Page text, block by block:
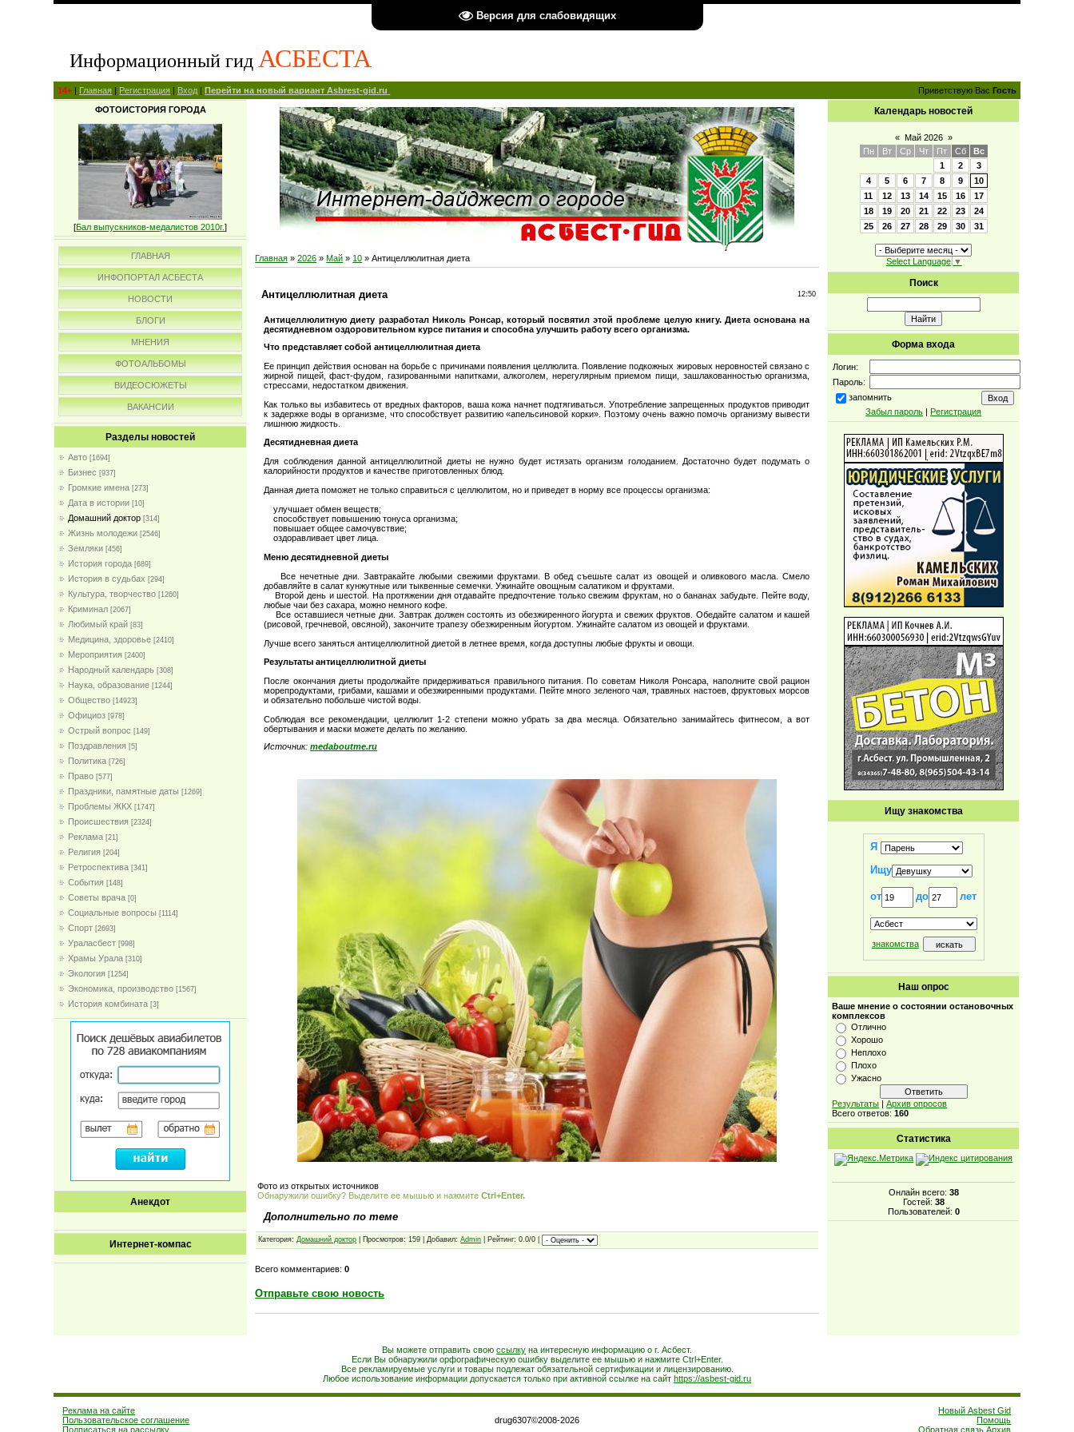
Версия для слабовидящих
Информационный гид АСБЕСТА
14+ | Главная | Регистрация | Вход |Перейти на новый вариант Asbrest-gid.ru Приветствую Вас Гость
ФОТОИСТОРИЯ ГОРОДА
[Бал выпускников-медалистов 2010г.]
ГЛАВНАЯ
ИНФОПОРТАЛ АСБЕСТА
НОВОСТИ
БЛОГИ
МНЕНИЯ
ФОТОАЛЬБОМЫ
ВИДЕОСЮЖЕТЫ
ВАКАНСИИ
Разделы новостей
Авто [1694]
Бизнес [937]
Громкие имена [273]
Дата в истории [10]
Домашний доктор [314]
Жизнь молодежи [2546]
Земляки [456]
История города [689]
История в судьбах [294]
Культура, творчество [1260]
Криминал [2067]
Любимый край [83]
Медицина, здоровье [2410]
Мероприятия [2400]
Народный календарь [308]
Наука, образование [1244]
Общество [14923]
Официоз [978]
Острый вопрос [149]
Поздравления [5]
Политика [726]
Право [577]
Праздники, памятные даты [1269]
Проблемы ЖКХ [1747]
Проиcшествия [2324]
Реклама [21]
Религия [204]
Ретроспектива [341]
События [148]
Советы врача [0]
Социальные вопросы [1114]
Спорт [2693]
Ураласбест [998]
Храмы Урала [310]
Экология [1254]
Экономика, производство [1567]
История комбината [3]
Анекдот
Интернет-компас
Главная »2026 » Май » 10 » Антицеллюлитная диета
Антицеллюлитная диета 12:50
Антицеллюлитную диету разработал Николь Ронсар, который посвятил этой проблеме целую книгу. Диета основана на
десятидневном оздоровительном курсе питания и способна улучшить работу всего организма.
Что представляет собой антицеллюлитная диета
Ее принцип действия основан на борьбе с причинами появления целлюлита. Появление подкожных жировых неровностей связано с
жирной пищей, фаст-фудом, газированными напитками, алкоголем, нерегулярным приемом пищи, зашлакованностью организма,
стрессами, недостатком движения.
Как только вы избавитесь от вредных факторов, ваша кожа начнет подтягиваться. Употребление запрещенных продуктов приводит
к задержке воды в организме, что способствует развитию «апельсиновой корки». Поэтому очень важно помочь организму вывести
лишнюю жидкость.
Десятидневная диета
Для соблюдения данной антицеллюлитной диеты не нужно будет истязать организм голоданием. Достаточно будет подумать о
калорийности продуктов и качестве приготовленных блюд.
Данная диета поможет не только справиться с целлюлитом, но и приведет в норму все процессы организма:
улучшает обмен веществ;
способствует повышению тонуса организма;
повышает общее самочувствие;
оздоравливает цвет лица.
Меню десятидневной диеты
Все нечетные дни. Завтракайте любыми свежими фруктами. В обед съешьте салат из овощей и оливкового масла. Смело
добавляйте в салат кунжутные или тыквенные семечки. Ужинайте овощным салатиком и фруктами.
Второй день и шестой. На протяжении дня отдавайте предпочтение только свежим фруктам, но о бананах забудьте. Пейте воду,
любые чаи без сахара, можно немного кофе.
Все оставшиеся четные дни. Завтрак должен состоять из обезжиренного йогурта и свежих фруктов. Обедайте салатом и кашей
(рисовой, гречневой, овсяной), закончите трапезу обезжиренным йогуртом. Ужинайте салатом из овощей и фруктами.
Лучше всего заняться антицеллюлитной диетой в летнее время, когда доступны любые фрукты и овощи.
Результаты антицеллюлитной диеты
После окончания диеты продолжайте придерживаться правильного питания. По советам Николя Ронсара, наполните свой рацион
морепродуктами, грибами, кашами и обезжиренными продуктами. Пейте много зеленого чая, травяных настоев, фруктовых морсов
и обязательно побольше чистой воды.
Соблюдая все рекомендации, целлюлит 1-2 степени можно убрать за два месяца. Обязательно занимайтесь фитнесом, а вот
обертывания и маски можете делать по желанию.
Источник:medaboutme.ru
Фото из открытых источников
Обнаружили ошибку? Выделите ее мышью и нажмитеCtrl+Enter.
Дополнительно по теме
Категория:Домашний доктор | Просмотров: 159 | Добавил:Admin | Рейтинг: 0.0/0 |
Всего комментариев:0
Отправьте свою новость
Календарь новостей
« Май 2026 »
Пн
Вт Ср Чт Пт Сб
Вс
1
2
3
4
5 6 7 8 9
10
11
12 13 14 15 16
17
18
19 20 21 22 23
24
25
26 27 28 29 30 31
Select Language ▼
Поиск
Форма входа
Логин:
Пароль:
запомнить
Забыл пароль | Регистрация
Ищу знакомства
Я
Ищу
от до лет
знакомства
Наш опрос
Ваше мнение о состоянии остановочных
комплексов
Отлично
Хорошо
Неплохо
Плохо
Ужасно
Результаты |Архив опросов
Всего ответов:160
Статистика
Онлайн всего: 38
Гостей: 38
Пользователей: 0
Вы можете отправить свою ссылку на интересную информацию о г. Асбест.
Если Вы обнаружили орфографическую ошибку выделите ее мышью и нажмите Ctrl+Enter.
Все рекламируемые услуги и товары подлежат обязательной сертификации и лицензированию.
Любое использование информации допускается только при активной ссылке на сайт https://asbest-gid.ru
Реклама на сайте
Пользовательское соглашение
Подписаться на рассылку
drug6307©2008-2026
Новый Asbest Gid
Помощь
Обратная связь Архив